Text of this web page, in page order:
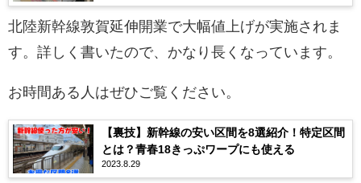
北陸新幹線敦賀延伸開業で大幅値上げが実施されま
す。詳しく書いたので、かなり長くなっています。
お時間ある人はぜひご覧ください。
【裏技】新幹線の安い区間を8選紹介！特定区間
とは？青春18きっぷワープにも使える
2023.8.29